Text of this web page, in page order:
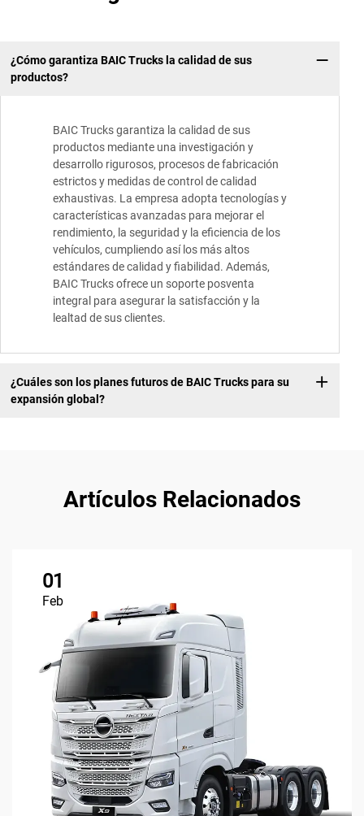
¿Cómo garantiza BAIC Trucks la calidad de sus
productos?
BAIC Trucks garantiza la calidad de sus
productos mediante una investigación y
desarrollo rigurosos, procesos de fabricación
estrictos y medidas de control de calidad
exhaustivas. La empresa adopta tecnologías y
características avanzadas para mejorar el
rendimiento, la seguridad y la eficiencia de los
vehículos, cumpliendo así los más altos
estándares de calidad y fiabilidad. Además,
BAIC Trucks ofrece un soporte posventa
integral para asegurar la satisfacción y la
lealtad de sus clientes.
¿Cuáles son los planes futuros de BAIC Trucks para su
expansión global?
Artículos Relacionados
01
Feb